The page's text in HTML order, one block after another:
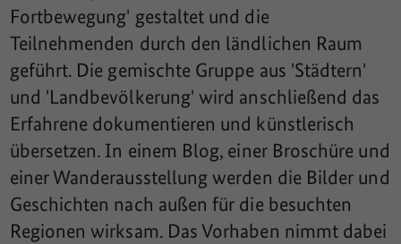
Fortbewegung' gestaltet und die
Teilnehmenden durch den ländlichen Raum
geführt. Die gemischte Gruppe aus 'Städtern'
und 'Landbevölkerung' wird anschließend das
Erfahrene dokumentieren und künstlerisch
übersetzen. In einem Blog, einer Broschüre und
einer Wanderausstellung werden die Bilder und
Geschichten nach außen für die besuchten
Regionen wirksam. Das Vorhaben nimmt dabei